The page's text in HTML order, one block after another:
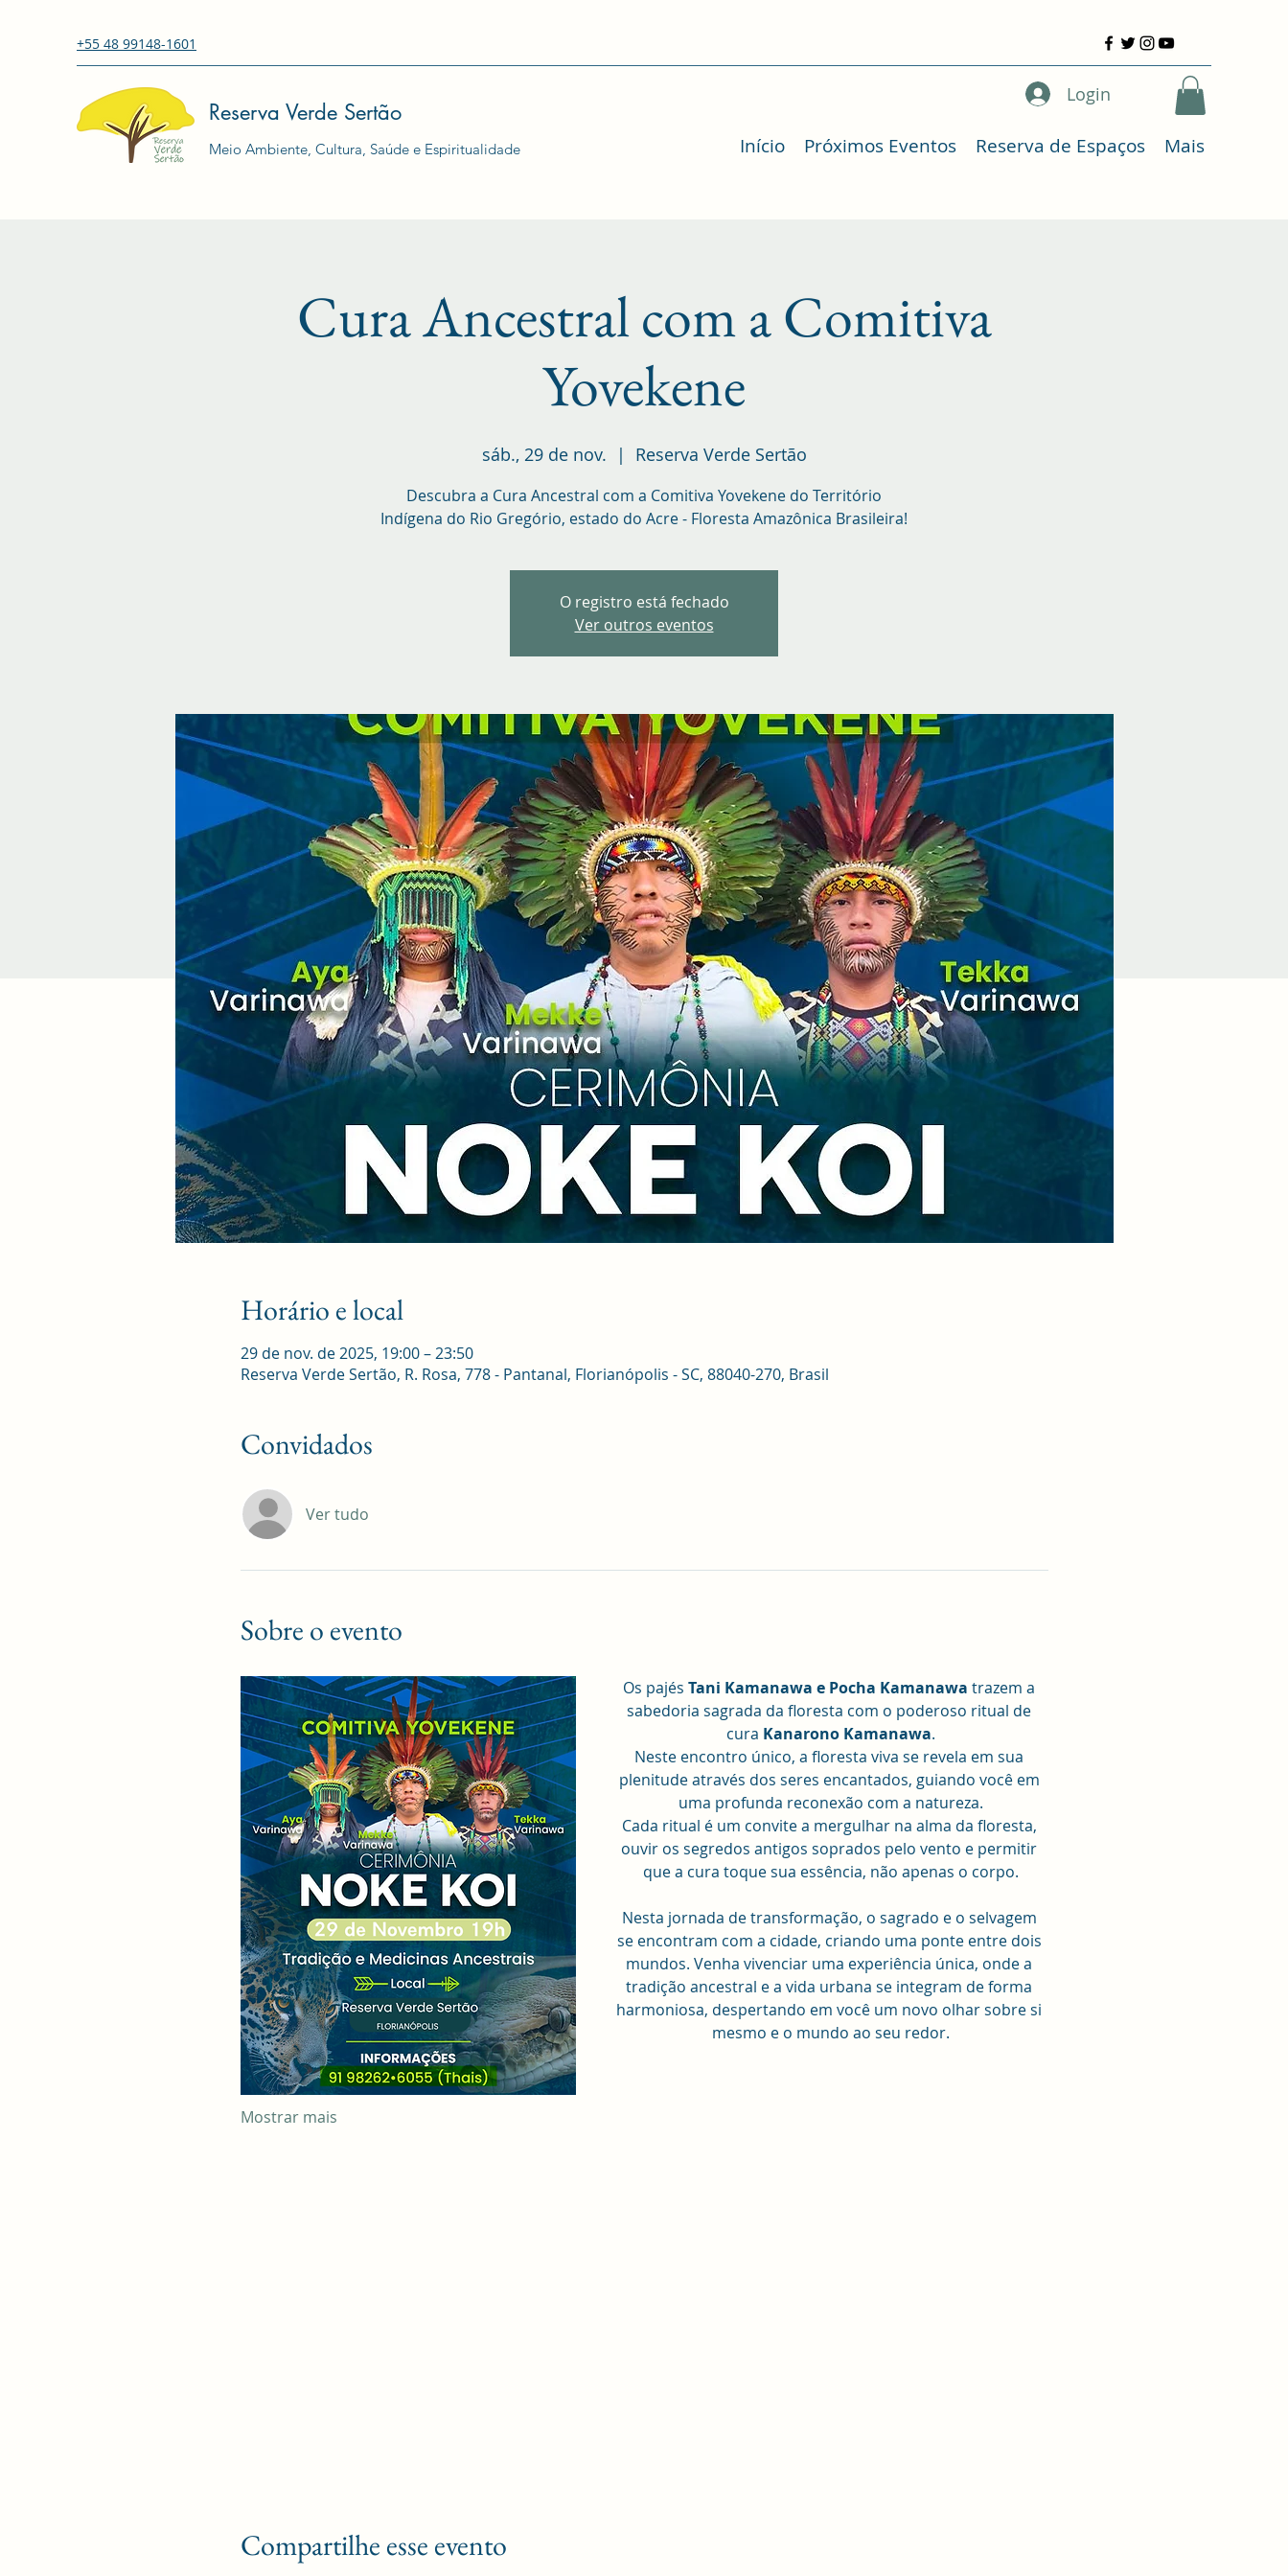
+55 48 99148-1601
Reserva Verde Sertão
Meio Ambiente, Cultura, Saúde e Espiritualidade
Login
Início Próximos Eventos Reserva de Espaços Mais
Cura Ancestral com a Comitiva
Yovekene
sáb., 29 de nov.
  |
Reserva Verde Sertão
Descubra a Cura Ancestral com a Comitiva Yovekene do Território
Indígena do Rio Gregório, estado do Acre - Floresta Amazônica Brasileira!
O registro está fechado
Ver outros eventos
Horário e local
29 de nov. de 2025, 19:00 – 23:50
Reserva Verde Sertão, R. Rosa, 778 - Pantanal, Florianópolis - SC, 88040-270, Brasil
Convidados
Ver tudo
Sobre o evento
Os pajés Tani Kamanawa e Pocha Kamanawa trazem a
sabedoria sagrada da floresta com o poderoso ritual de
cura Kanarono Kamanawa.
Neste encontro único, a floresta viva se revela em sua
plenitude através dos seres encantados, guiando você em
uma profunda reconexão com a natureza.
Cada ritual é um convite a mergulhar na alma da floresta,
ouvir os segredos antigos soprados pelo vento e permitir
que a cura toque sua essência, não apenas o corpo.
Nesta jornada de transformação, o sagrado e o selvagem
se encontram com a cidade, criando uma ponte entre dois
mundos. Venha vivenciar uma experiência única, onde a
tradição ancestral e a vida urbana se integram de forma
harmoniosa, despertando em você um novo olhar sobre si
mesmo e o mundo ao seu redor.
Mostrar mais
Compartilhe esse evento